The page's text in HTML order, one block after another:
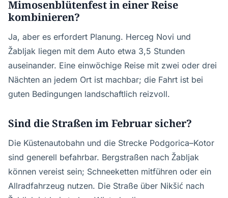
Mimosenblütenfest in einer Reise
kombinieren?
Ja, aber es erfordert Planung. Herceg Novi und
Žabljak liegen mit dem Auto etwa 3,5 Stunden
auseinander. Eine einwöchige Reise mit zwei oder drei
Nächten an jedem Ort ist machbar; die Fahrt ist bei
guten Bedingungen landschaftlich reizvoll.
Sind die Straßen im Februar sicher?
Die Küstenautobahn und die Strecke Podgorica–Kotor
sind generell befahrbar. Bergstraßen nach Žabljak
können vereist sein; Schneeketten mitführen oder ein
Allradfahrzeug nutzen. Die Straße über Nikšić nach